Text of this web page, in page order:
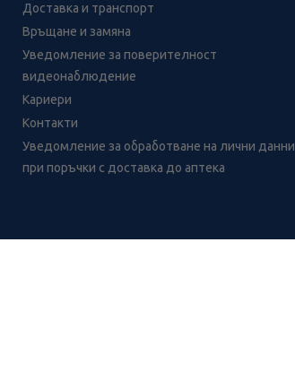
Доставка и транспорт
Връщане и замяна
Уведомление за поверителност
видеонаблюдение
Кариери
Контакти
Уведомление за обработване на лични данни
при поръчки с доставка до аптека
Лесно ли се ориентираш в